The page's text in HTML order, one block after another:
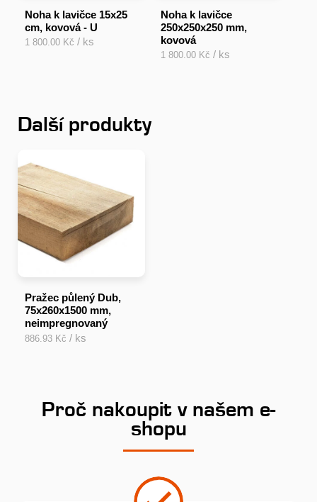
Noha k lavičce 15x25
cm, kovová - U
1 800.00 Kč / ks
Noha k lavičce
250x250x250 mm,
kovová
1 800.00 Kč / ks
Další produkty
Pražec půlený Dub,
75x260x1500 mm,
neimpregnovaný
886.93 Kč / ks
Proč nakoupit v našem e-
shopu